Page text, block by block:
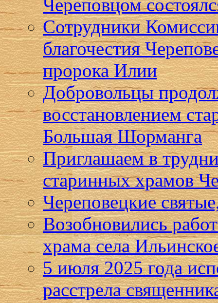
Череповцом
Сотрудники
благочестия
пророка Илии
Добровольцы
восстановлением
Большая Шорманга
Приглашаем в
старинных храмов
Череповецкие
Возобновились
храма села
5 июля 2025 года
расстрела